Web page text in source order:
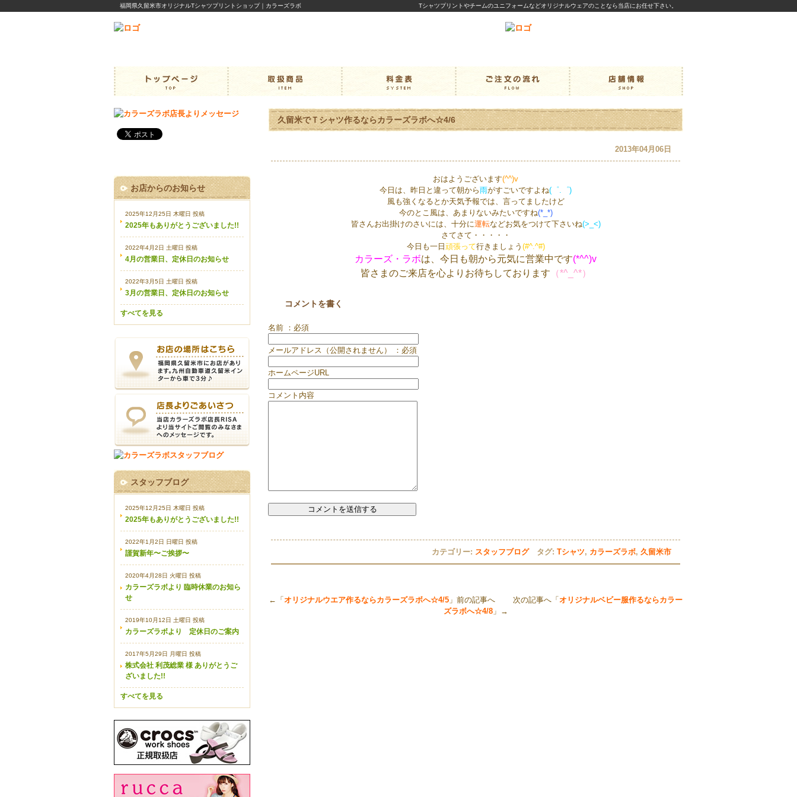
福岡県久留米市オリジナルTシャツプリントショップ｜カラーズラボ Tシャツプリントやチームのユニフォームなどオリジナルウェアのことなら当店にお任せ下さい。
久留米でＴシャツ作るならカラーズラボへ☆4/6
2013年04月06日
おはようございます(^^)v
今日は、昨日と違って朝から雨がすごいですよね(゜.゜)
風も強くなるとか天気予報では、言ってましたけど
今のとこ風は、あまりないみたいですね(*_*)
皆さんお出掛けのさいには、十分に運転などお気をつけて下さいね(>_<)
さてさて・・・・・
今日も一日 頑張って行きましょう (#^.^#)
カラーズ・ラボは、今日も朝から元気に営業中です(*^^)v
皆さまのご来店を心よりお待ちしております （*^_^*）
コメントを書く
名前 ：必須
メールアドレス（公開されません） ：必須
ホームページURL
コメント内容
カテゴリー: スタッフブログタグ: Tシャツ, カラーズラボ, 久留米市
←「 オリジナルウエア作るならカラーズラボへ☆4/5 」前の記事へ 次の記事へ「 オリジナルベビー服作るならカラー
ズラボへ☆4/8」→
お店からのお知らせ
2025年12月25日 木曜日 投稿
2025年もありがとうございました!!
2022年4月2日 土曜日 投稿
4月の営業日、定休日のお知らせ
2022年3月5日 土曜日 投稿
3月の営業日、定休日のお知らせ
すべてを見る
スタッフブログ
2025年12月25日 木曜日 投稿
2025年もありがとうございました!!
2022年1月2日 日曜日 投稿
謹賀新年〜ご挨拶〜
2020年4月28日 火曜日 投稿
カラーズラボより 臨時休業のお知ら
せ
2019年10月12日 土曜日 投稿
カラーズラボより 定休日のご案内
2017年5月29日 月曜日 投稿
株式会社 利茂総業 様 ありがとうご
ざいました!!
すべてを見る